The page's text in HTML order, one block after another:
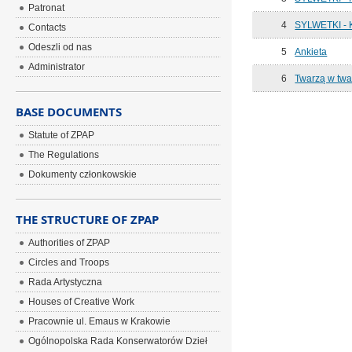
4 SYLWETKI -
5 Ankieta
6 Twarzą w
Patronat
Contacts
Odeszli od nas
Administrator
BASE DOCUMENTS
Statute of ZPAP
The Regulations
Dokumenty członkowskie
THE STRUCTURE OF ZPAP
Authorities of ZPAP
Circles and Troops
Rada Artystyczna
Houses of Creative Work
Pracownie ul. Emaus w Krakowie
Ogólnopolska Rada Konserwatorów Dzieł